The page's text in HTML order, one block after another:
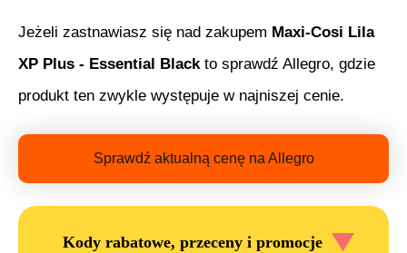
Jeżeli zastnawiasz się nad zakupem Maxi-Cosi Lila
XP Plus - Essential Black to sprawdź Allegro, gdzie
produkt ten zwykle występuje w najniszej cenie.
Sprawdź aktualną cenę na Allegro
Kody rabatowe, przeceny i promocje